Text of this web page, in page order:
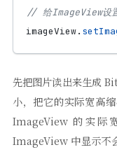
// 给ImageView设
imageView.
先把图片读出来生成
小，把它的实际宽高
ImageView 的实际
ImageView 中显示不